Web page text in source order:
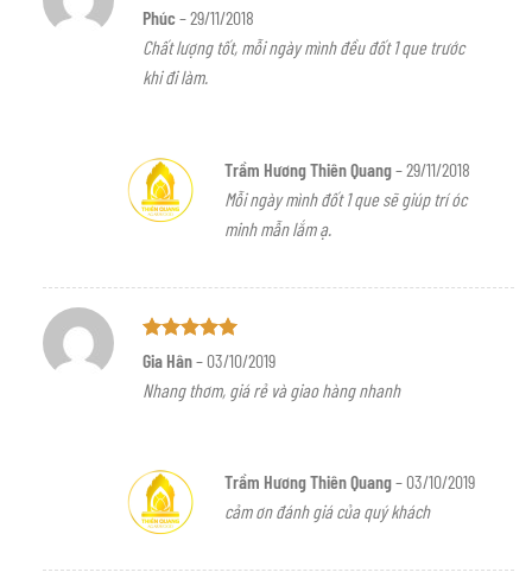
Được xếp
hạng 55
sao
Phúc–29/11/2018
Chất lượng tốt, mỗi ngày mình đều đốt 1 que trước
khi đi làm.
Trầm Hương Thiên Quang–29/11/2018
Mỗi ngày mình đốt 1 que sẽ giúp trí óc
minh mẫn lắm ạ.
Được xếp
hạng5
5
sao
Gia Hân–03/10/2019
Nhang thơm, giá rẻ và giao hàng nhanh
Trầm Hương Thiên Quang–03/10/2019
cảm ơn đánh giá của quý khách